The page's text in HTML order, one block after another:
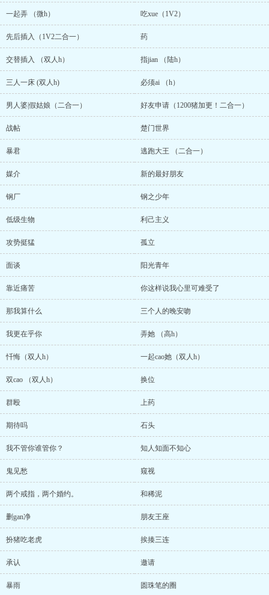
一起弄 （微h） 吃xue（1V2）
先后插入（1V2二合一） 药
交替插入 （双人h） 指jian （陆h）
三人一床 (双人h) 必须ai （h）
男人婆|假姑娘（二合一） 好友申请（1200猪加更！二合一）
战帖 楚门世界
暴君 逃跑大王 （二合一）
媒介 新的最好朋友
钢厂 钢之少年
低级生物 利己主义
攻势挺猛 孤立
面谈 阳光青年
靠近痛苦 你这样说我心里可难受了
那我算什么 三个人的晚安吻
我更在乎你 弄她 （高h）
忏悔（双人h） 一起cao她（双人h）
双cao （双人h） 换位
群殴 上药
期待吗 石头
我不管你谁管你？ 知人知面不知心
鬼见愁 窥视
两个戒指，两个婚约。 和稀泥
删gan净 朋友王座
扮猪吃老虎 挨揍三连
承认 邀请
暴雨 圆珠笔的圈